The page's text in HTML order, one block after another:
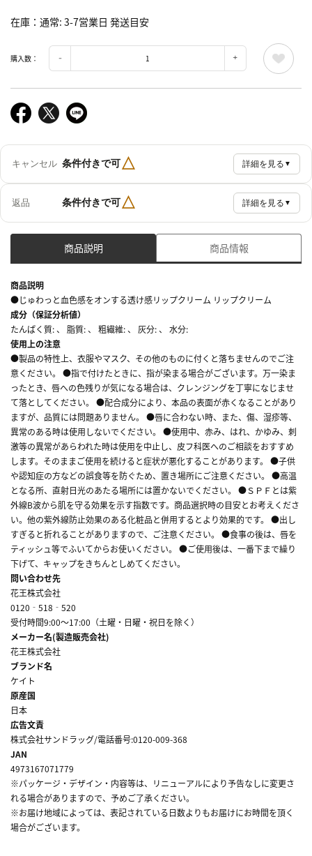
在庫 通常: 3-7営業日 発送目安
購入数：
キャンセル 条件付きで可△ 詳細を見る ▼
返品 条件付きで可△ 詳細を見る ▼
商品説明 商品情報
商品説明
●じゅわっと血色感をオンする透け感リップクリーム リップクリーム
成分（保証分析値）
たんぱく質: 、 脂質: 、 粗繊維: 、 灰分: 、 水分:
使用上の注意
●製品の特性上、衣服やマスク、その他のものに付くと落ちませんのでご注
意ください。 ●指で付けたときに、指が染まる場合がございます。万一染ま
ったとき、唇への色残りが気になる場合は、クレンジングを丁寧になじませ
て落としてください。 ●配合成分により、本品の表面が赤くなることがあり
ますが、品質には問題ありません。 ●唇に合わない時、また、傷、湿疹等、
異常のある時は使用しないでください。 ●使用中、赤み、はれ、かゆみ、刺
激等の異常があらわれた時は使用を中止し、皮フ科医へのご相談をおすすめ
します。そのままご使用を続けると症状が悪化することがあります。 ●子供
や認知症の方などの誤食等を防ぐため、置き場所にご注意ください。 ●高温
となる所、直射日光のあたる場所には置かないでください。 ●ＳＰＦとは紫
外線B波から肌を守る効果を示す指数です。商品選択時の目安とお考えくださ
い。他の紫外線防止効果のある化粧品と併用するとより効果的です。 ●出し
すぎると折れることがありますので、ご注意ください。 ●食事の後は、唇を
ティッシュ等でふいてからお使いください。 ●ご使用後は、一番下まで繰り
下げて、キャップをきちんとしめてください。
問い合わせ先
花王株式会社
0120‐518‐520
受付時間9:00～17:00（土曜・日曜・祝日を除く）
メーカー名(製造販売会社)
花王株式会社
ブランド名
ケイト
原産国
日本
広告文責
株式会社サンドラッグ/電話番号:0120-009-368
JAN
4973167071779
※パッケージ・デザイン・内容等は、リニューアルにより予告なしに変更さ
れる場合がありますので、予めご了承ください。
※お届け地域によっては、表記されている日数よりもお届けにお時間を頂く
場合がございます。